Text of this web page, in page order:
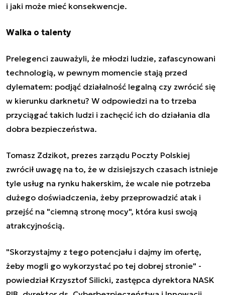
i jaki może mieć konsekwencje.
Walka o talenty
Prelegenci zauważyli, że młodzi ludzie, zafascynowani
technologią, w pewnym momencie stają przed
dylematem: podjąć działalność legalną czy zwrócić się
w kierunku darknetu? W odpowiedzi na to trzeba
przyciągać takich ludzi i zachęcić ich do działania dla
dobra bezpieczeństwa.
Tomasz Zdzikot, prezes zarządu Poczty Polskiej
zwrócił uwagę na to, że w dzisiejszych czasach istnieje
tyle usług na rynku hakerskim, że wcale nie potrzeba
dużego doświadczenia, żeby przeprowadzić atak i
przejść na "ciemną stronę mocy", która kusi swoją
atrakcyjnością.
"Skorzystajmy z tego potencjału i dajmy im ofertę,
żeby mogli go wykorzystać po tej dobrej stronie" -
powiedział Krzysztof Silicki, zastępca dyrektora NASK